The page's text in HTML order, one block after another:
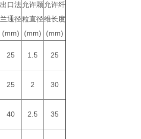
出口法
兰通径
(mm)
允许颗
粒直径
(mm)
允许纤
维长度
(mm)
25 1.5
25
25 2
30
40 2.5
35